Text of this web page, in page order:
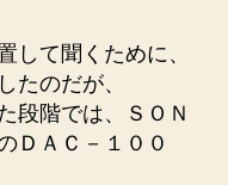
して聞くために、
たのだが、
段階では、ＳＯＮ
ＤＡＣ－１００